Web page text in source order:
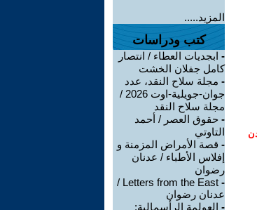
المزيد.....
كتب ودراسات
- ابجديات العطاء / انتصار
كامل جفلان الخشت
- مجلة سلاح النقد، عدد
جوان-جويلية-اوت 2026 /
مجلة سلاح النقد
- حقوق العصر / أحمد
التاوتي
- قصة الأمراض المزمنة و
إفلاس الأطباء / عدنان
رضوان
-
Letters from the East /
عدنان رضوان
- العولمة الرأسمالية: